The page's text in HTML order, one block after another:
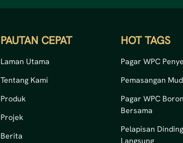
PAUTAN CEPAT
Laman Utama
Tentang Kami
Produk
Projek
Berita
HOT TAGS
Pagar WPC
Pemasangan
Pagar WPC
Bersama
Pelapisan
Langsung